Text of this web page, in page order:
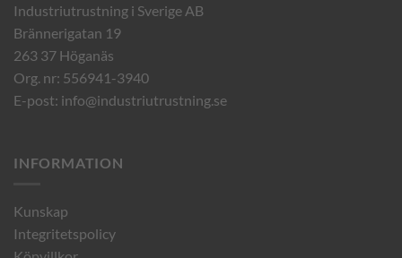
Industriutrustning i Sverige AB
Brännerigatan 19
263 37 Höganäs
Org. nr: 556941-3940
E-post: info@industriutrustning.se
INFORMATION
Kunskap
Integritetspolicy